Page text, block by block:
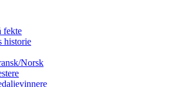
fekte
historie
Norsk